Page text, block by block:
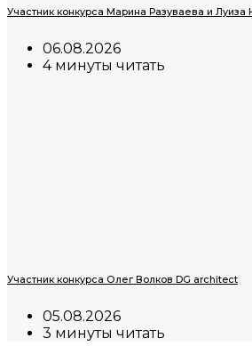
Участник конкурса Марина Разуваева и Луиза
06.08.2026
4 минуты читать
Участник конкурса Олег Волков DG architect
05.08.2026
3 минуты читать